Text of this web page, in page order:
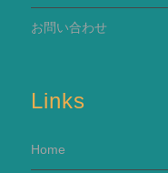
お問い合わせ
Links
Home